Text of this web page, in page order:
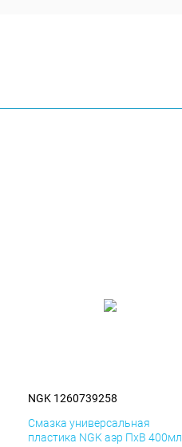
NGK 1260739258
Смазка универсальная
пластика NGK аэр ПхВ 400мл